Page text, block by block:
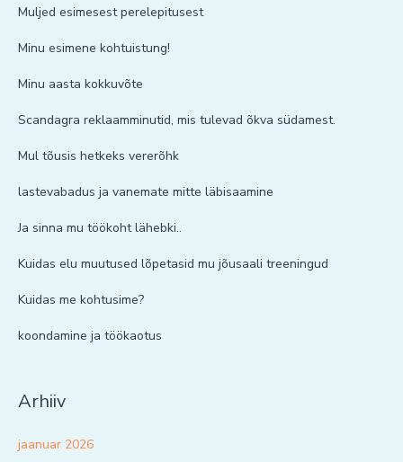
Muljed esimesest perelepitusest
Minu esimene kohtuistung!
Minu aasta kokkuvõte
Scandagra reklaamminutid, mis tulevad õkva südamest.
Mul tõusis hetkeks vererõhk
lastevabadus ja vanemate mitte läbisaamine
Ja sinna mu töökoht lähebki..
Kuidas elu muutused lõpetasid mu jõusaali treeningud
Kuidas me kohtusime?
koondamine ja töökaotus
Arhiiv
jaanuar 2026